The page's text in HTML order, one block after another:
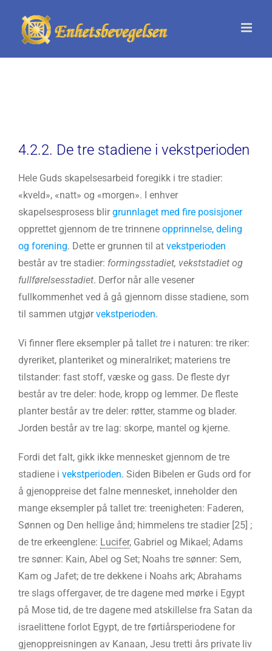
content
4.2.2. De tre stadiene i vekstperioden
Hele Guds skapelsesarbeid foregikk i tre stadier:
«kveld», «natt» og «morgen». I enhver
skapelsesprosess blirgrunnlaget med fire posisjoner
opprettet gjennom de tre trinnene opprinnelse, deling
og forening. Dette er grunnen til at vekstperioden
består av tre stadier: formingsstadiet, vekststadiet og
fullførelsesstadiet. Derfor når alle vesener
fullkommenhet ved å gå gjennom disse stadiene, som
til sammen utgjørvekstperioden.
Vi finner flere eksempler på tallet tre i naturen: tre riker:
dyreriket, planteriket og mineralriket; materiens tre
tilstander: fast stoff, væske og gass. De fleste dyr
består av tre deler: hode, kropp og lemmer. De fleste
planter består av tre deler: røtter, stamme og blader.
Jorden består av tre lag: skorpe, mantel og kjerne.
Fordi det falt, gikk ikke mennesket gjennom de tre
stadiene i vekstperioden. Siden Bibelen er Guds ord for
å gjenoppreise det falne mennesket, inneholder den
mange eksempler på tallet tre: treenigheten: Faderen,
Sønnen og Den hellige ånd; himmelens tre stadier [25] ;
de tre erkeenglene: Lucifer, Gabriel og Mikael; Adams
tre sønner: Kain, Abel og Set; Noahs tre sønner: Sem,
Kam og Jafet; de tre dekkene i Noahs ark; Abrahams
tre slags offergaver, de tre dagene med mørke i Egypt
på Mose tid, de tre dagene med atskillelse fra Satan da
israelittene forlot Egypt, de tre førtiårsperiodene for
gjenoppreisningen av Kanaan, Jesu tretti års private liv